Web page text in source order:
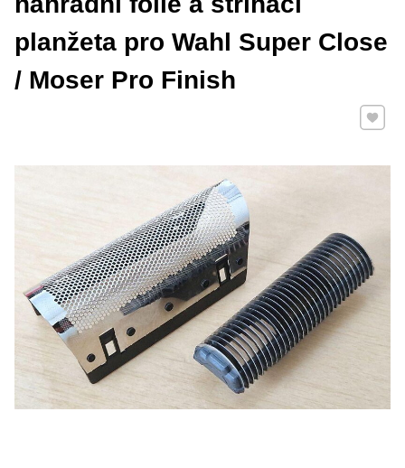
planžeta pro Wahl Super Close
/ Moser Pro Finish
Přidat